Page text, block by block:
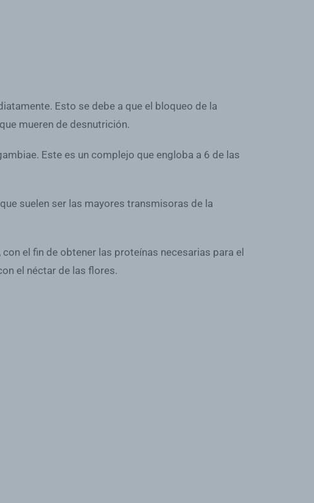
Esto se debe a que el bloqueo de la
mueren de desnutrición.
Este es un complejo que engloba a 6 de las
suelen ser las mayores transmisoras de la
el fin de obtener las proteínas necesarias para el
el néctar de las flores.